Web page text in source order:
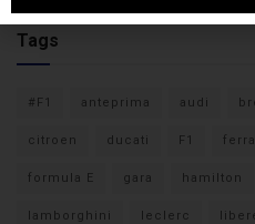
Tags
#F1 anteprima audi
citroen ducati F1
formula E gara hamilton
lamborghini leclerc